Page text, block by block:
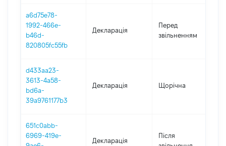
a6d75e78-
1992-466e-
b46d-
820805fc55fb
Декларація
Перед
звільненням
d433aa23-
3613-4a58-
bd6a-
39a9761177b3
Декларація Щорічна
651c0abb-
6969-419e-
Декларація
Після